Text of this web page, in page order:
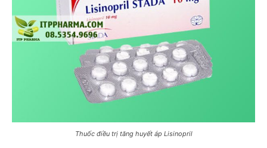
Thuốc điều trị tăng huyết áp Lisinopril